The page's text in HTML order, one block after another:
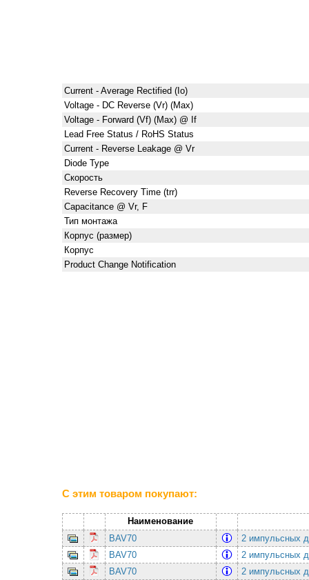
Current - Average Rectified (Io)
Voltage - DC Reverse (Vr) (Max)
Voltage - Forward (Vf) (Max) @ If
Lead Free Status / RoHS Status
Current - Reverse Leakage @ Vr
Diode Type
Скорость
Reverse Recovery Time (trr)
Capacitance @ Vr, F
Тип монтажа
Корпус (размер)
Корпус
Product Change Notification
С этим товаром покупают:
Наименование
BAV70
2 импульсных
BAV70
2 импульсных
BAV70
2 импульсных